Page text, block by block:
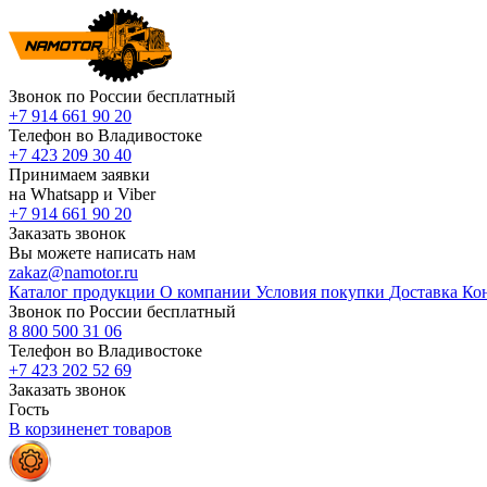
Звонок по России бесплатный
+7 914 661 90 20
Телефон во Владивостоке
+7 423 209 30 40
Принимаем заявки
на Whatsapp и Viber
+7 914 661 90 20
Заказать звонок
Вы можете написать нам
zakaz@namotor.ru
Каталог продукции О компании Условия покупки Доставка
Звонок по России бесплатный
8 800 500 31 06
Телефон во Владивостоке
+7 423 202 52 69
Заказать звонок
Гость
В корзиненет товаров